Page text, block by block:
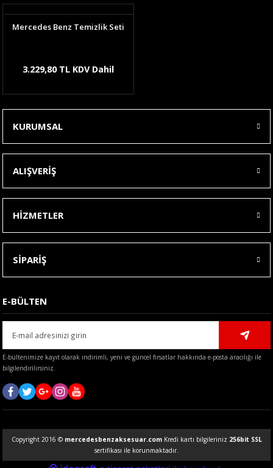
Mercedes Benz Temizlik Seti
3.229,80 TL KDV Dahil
KURUMSAL
ALIŞVERİŞ
HİZMETLER
SİPARİŞ
E-BÜLTEN
E-bültenimize kayıt olarak indirimli, yeni ve güncel fırsatlar hakkında e-posta aracılığı ile
bilgilendirilirsiniz.
Copyright 2016 © mercedesbenzaksesuar.comKredi kartı bilgileriniz 256bit SSL
sertifikası ile korunmaktadır.